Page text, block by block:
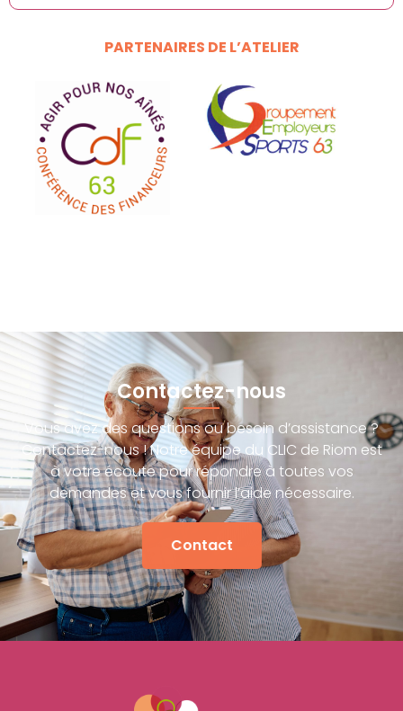
PARTENAIRES DE L’ATELIER
Contactez-nous
Vous avez des questions ou besoin d’assistance ?
Contactez-nous ! Notre équipe du CLIC de Riom est
à votre écoute pour répondre à toutes vos
demandes et vous fournir l’aide nécessaire.
Contact